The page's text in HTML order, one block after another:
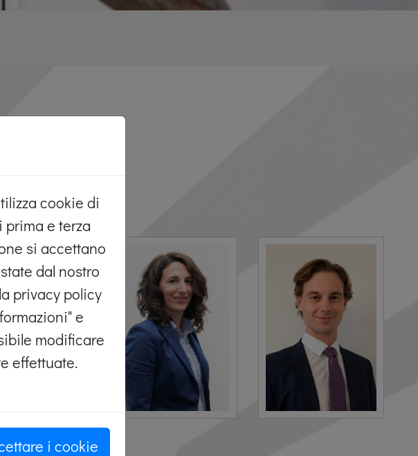
cookie di
e terza
si accettano
dal nostro
privacy policy
e
modificare
effettuate.
i cookie